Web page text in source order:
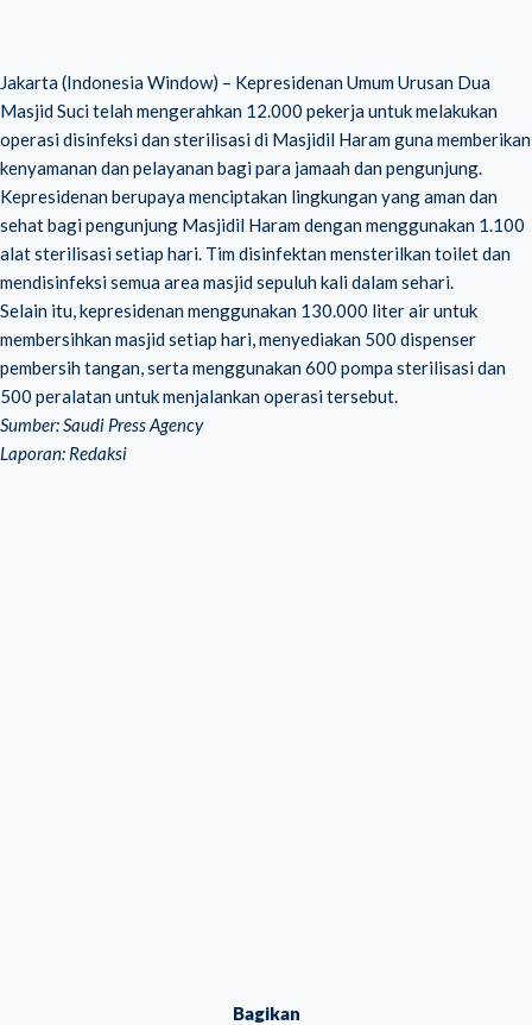
Jakarta (Indonesia Window) – Kepresidenan Umum Urusan Dua
Masjid Suci telah mengerahkan 12.000 pekerja untuk melakukan
operasi disinfeksi dan sterilisasi di Masjidil Haram guna memberikan
kenyamanan dan pelayanan bagi para jamaah dan pengunjung.
Kepresidenan berupaya menciptakan lingkungan yang aman dan
sehat bagi pengunjung Masjidil Haram dengan menggunakan 1.100
alat sterilisasi setiap hari. Tim disinfektan mensterilkan toilet dan
mendisinfeksi semua area masjid sepuluh kali dalam sehari.
Selain itu, kepresidenan menggunakan 130.000 liter air untuk
membersihkan masjid setiap hari, menyediakan 500 dispenser
pembersih tangan, serta menggunakan 600 pompa sterilisasi dan
500 peralatan untuk menjalankan operasi tersebut.
Sumber: Saudi Press Agency
Laporan: Redaksi
Bagikan